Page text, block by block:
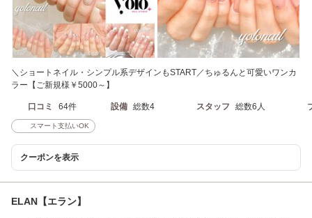
＼ショートネイル・シンプル系デザインもSTART／ちゅるんと可愛いワンカ
ラー【ご新規様￥5000～】
口コミ 64件 設備 総数4 スタッフ 総数6人
スマート支払いOK
クーポンを表示
ELAN【エラン】